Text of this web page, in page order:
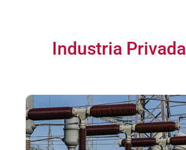
Industria Privada